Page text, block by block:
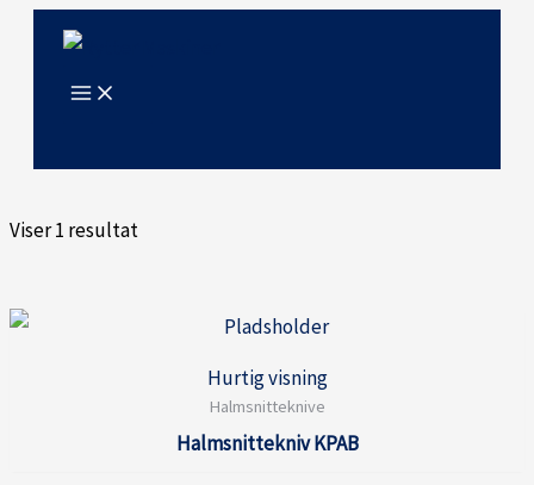
indholdet
Viser 1 resultat
Hurtig visning
Halmsnitteknive
Halmsnittekniv KPAB